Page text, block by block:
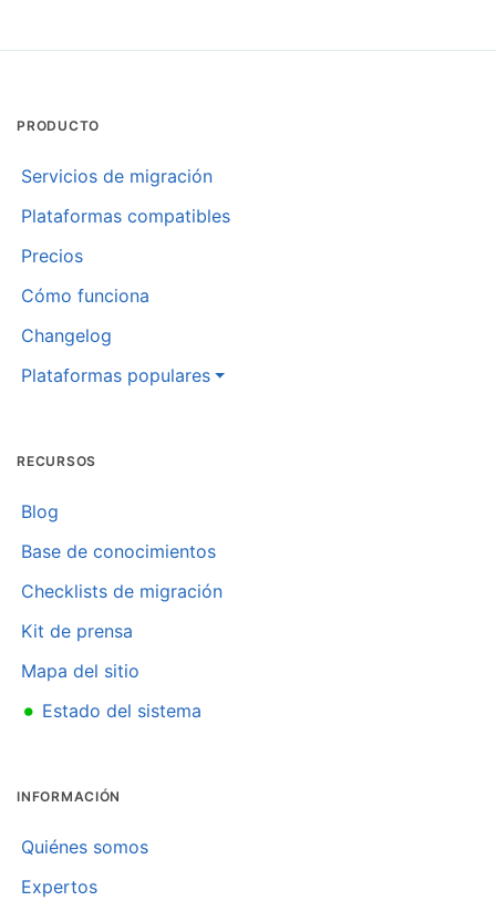
PRODUCTO
Servicios de migración
Plataformas compatibles
Precios
Cómo funciona
Changelog
Plataformas populares
RECURSOS
Blog
Base de conocimientos
Checklists de migración
Kit de prensa
Mapa del sitio
• Estado del sistema
INFORMACIÓN
Quiénes somos
Expertos